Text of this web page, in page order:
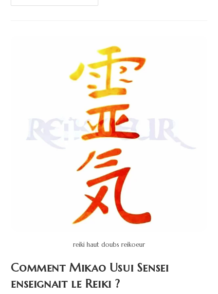
reiki haut doubs reikoeur
Comment Mikao Usui Sensei
enseignait le Reiki ?